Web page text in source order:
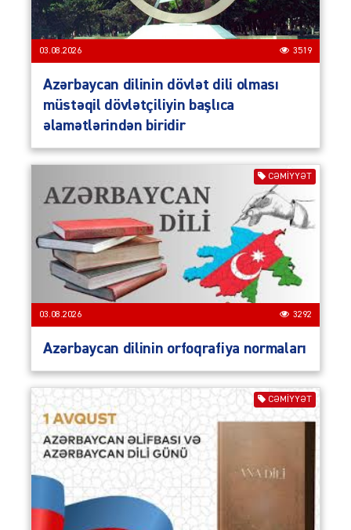
03.08.2026 3519
Azərbaycan dilinin dövlət dili olması
müstəqil dövlətçiliyin başlıca
əlamətlərindən biridir
CƏMIYYƏT
03.08.2026 3292
Azərbaycan dilinin orfoqrafiya normaları
CƏMIYYƏT